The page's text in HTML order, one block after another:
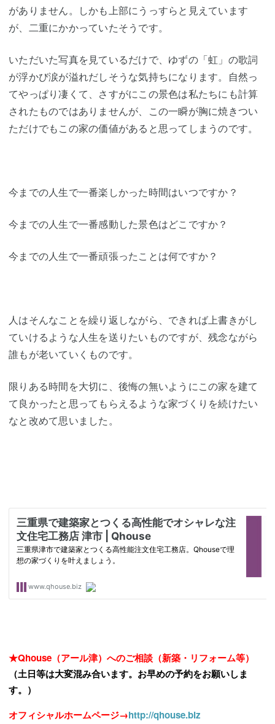
がありません。しかも上部にうっすらと見えています
が、二重にかかっていたそうです。
いただいた写真を見ているだけで、ゆずの「虹」の歌詞
が浮かび涙が溢れだしそうな気持ちになります。自然っ
てやっぱり凄くて、さすがにこの景色は私たちにも計算
されたものではありませんが、この一瞬が胸に焼きつい
ただけでもこの家の価値があると思ってしまうのです。
今までの人生で一番楽しかった時間はいつですか？
今までの人生で一番感動した景色はどこですか？
今までの人生で一番頑張ったことは何ですか？
人はそんなことを繰り返しながら、できれば上書きがし
ていけるような人生を送りたいものですが、残念ながら
誰もが老いていくものです。
限りある時間を大切に、後悔の無いようにこの家を建て
て良かったと思ってもらえるような家づくりを続けたい
なと改めて思いました。
★Qhouse（アール津）へのご相談（新築・リフォーム等）
（土日等は大変混み合います。お早めの予約をお願いしま
す。）
オフィシャルホームページ→http://qhouse.biz